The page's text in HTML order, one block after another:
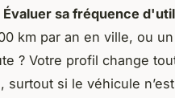
Évaluer sa fréquence
km par an en ville, ou
? Votre profil change
surtout si le véhicule